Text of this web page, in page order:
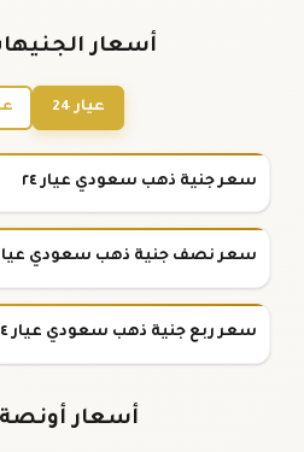
أسعار
عيار 24
سعر جنية ذهب سعودي عيار ٢٤
سعر نصف جنية ذهب سعودي عيار
سعر ربع جنية ذهب سعودي عيار ٢٤
أسعار